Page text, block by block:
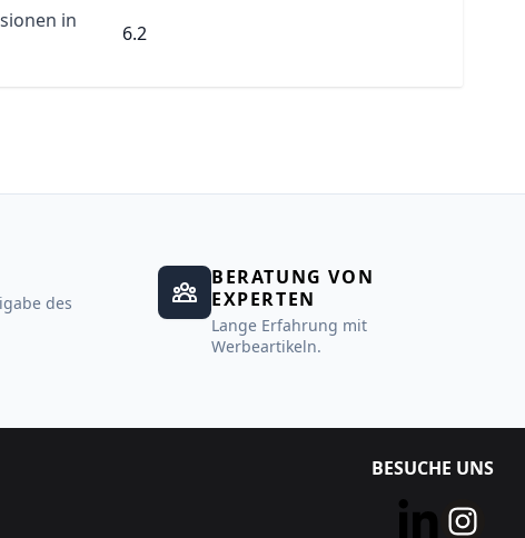
in
6.2
des
BERATUNG VON
EXPERTEN
Lange Erfahrung mit
Werbeartikeln.
BESUCHE UNS